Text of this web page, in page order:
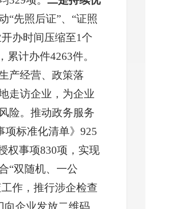
“先照后证”、“证照
办时间压缩至1个
累计办件4263件。
产经营、政策落
走访企业，为企业
险。 推动政务服务
项标准化清单》 925
权事项830项，实现
“双随机、一公
作，推行涉企检查
向企业发放二维码